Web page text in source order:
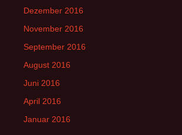
Dezember 2016
November 2016
September 2016
August 2016
Juni 2016
April 2016
Januar 2016